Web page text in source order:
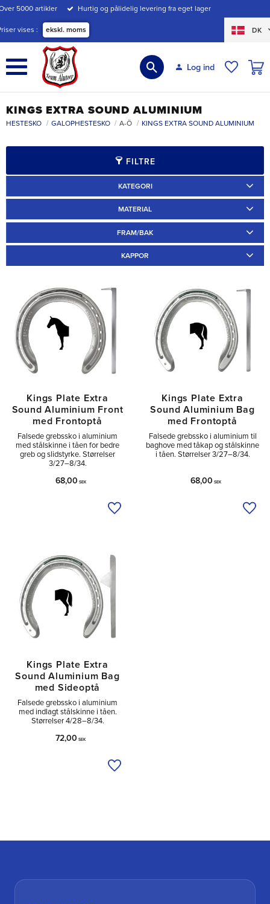
Menu
5000 artikler Hurtig og pålidelig levering fra eget lager
vises ekskl. moms DK
Log ind
KINGS EXTRA SOUND ALUMINIUM
HESTESKO GALOPHESTESKO A-Ö KINGS EXTRA SOUND ALUMINIUM
FILTRE
KATEGORI
MATERIAL
FRAM/BAK
KAPPOR
Kings Plate Extra
Sound Aluminium Front
med Frontoptå
Falsede grebssko i aluminium
med stålskinne i tåen for bedre
greb og slidstyrke. Størrelser
3/27–8/34.
68,00 SEK
Tilføj til ønskeliste
Kings Plate Extra
Sound Aluminium Bag
med Frontoptå
Falsede grebssko i aluminium til
baghove med tåkap og stålskinne
i tåen. Størrelser 3/27–8/34.
68,00 SEK
Kings Plate Extra
Sound Aluminium Bag
med Sideoptå
Falsede grebssko i aluminium
med indlagt stålskinne i tåen.
Størrelser 4/28–8/34.
72,00 SEK
Tilføj til ønskeliste